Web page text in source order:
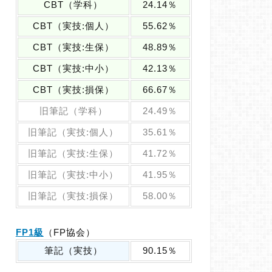
CBT（学科） 24.14％
CBT（実技:個人） 55.62％
CBT（実技:生保） 48.89％
CBT（実技:中小） 42.13％
CBT（実技:損保） 66.67％
旧筆記（学科） 24.49％
旧筆記（実技:個人） 35.61％
旧筆記（実技:生保） 41.72％
旧筆記（実技:中小） 41.95％
旧筆記（実技:損保） 58.00％
FP1級
（FP協会）
筆記（実技）
90.15％